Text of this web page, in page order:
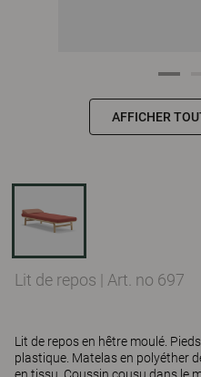
AFFICHER
Lit de repos | Art. no 697
Lit de repos en hêtre moulé.
plastique. Matelas en polyéther